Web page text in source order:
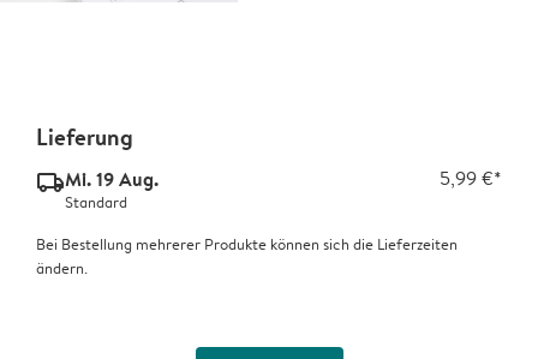
Lieferung
delivery_standard_v2Mi. 19 Aug. 5,99 €*
Standard
Bei Bestellung mehrerer Produkte können sich die Lieferzeiten
ändern.